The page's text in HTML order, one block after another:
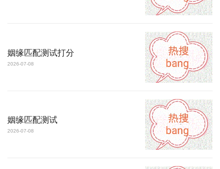
姻缘匹配测试打分
2026-07-08
姻缘匹配测试
2026-07-08